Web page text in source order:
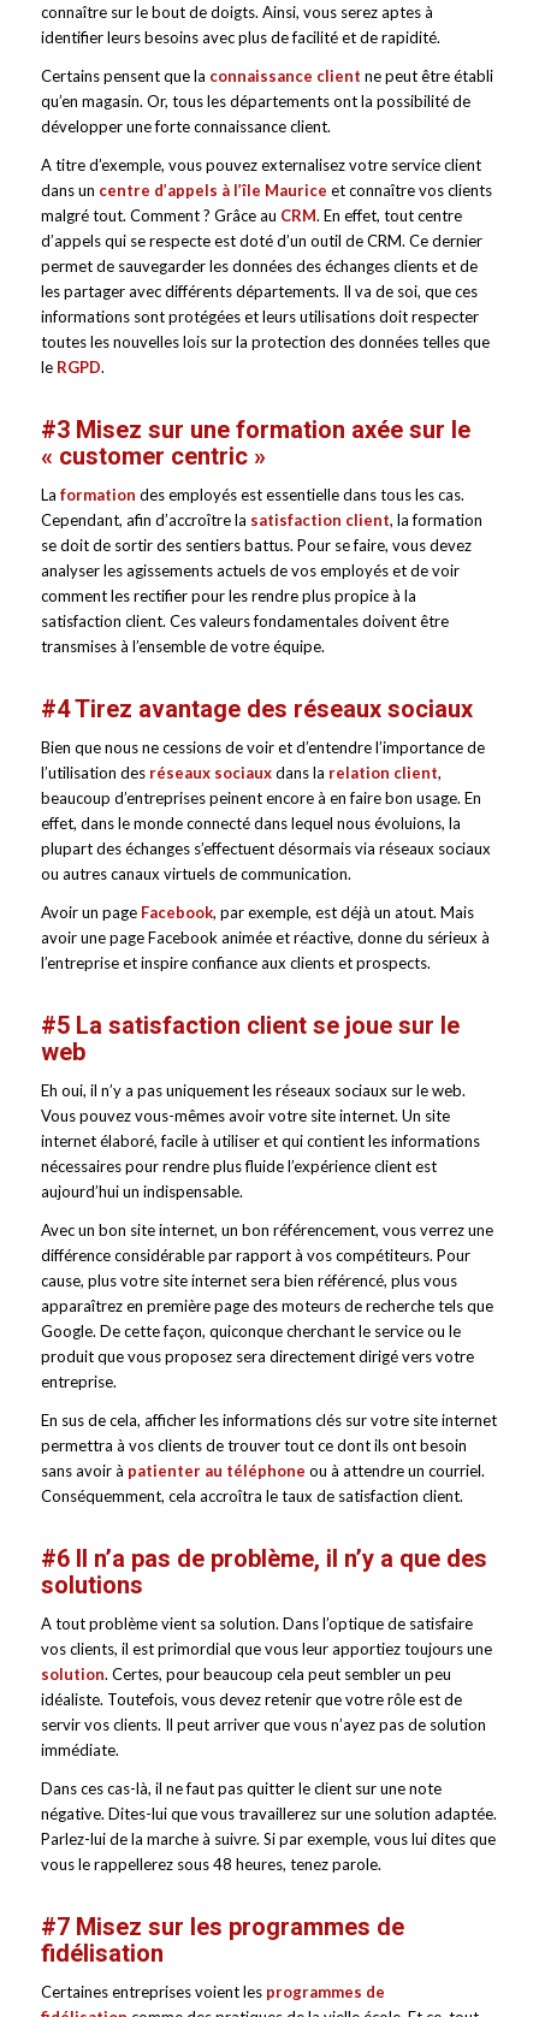
connaître sur le bout de doigts. Ainsi, vous serez aptes à
identifier leurs besoins avec plus de facilité et de rapidité.
Certains pensent que la connaissance client ne peut être établi
qu’en magasin. Or, tous les départements ont la possibilité de
développer une forte connaissance client.
A titre d’exemple, vous pouvez externalisez votre service client
dans un centre d’appels à l’île Maurice et connaître vos clients
malgré tout. Comment ? Grâce au CRM. En effet, tout centre
d’appels qui se respecte est doté d’un outil de CRM. Ce dernier
permet de sauvegarder les données des échanges clients et de
les partager avec différents départements. Il va de soi, que ces
informations sont protégées et leurs utilisations doit respecter
toutes les nouvelles lois sur la protection des données telles que
le RGPD.
#3 Misez sur une formation axée sur le
« customer centric »
La formation des employés est essentielle dans tous les cas.
Cependant, afin d’accroître la satisfaction client, la formation
se doit de sortir des sentiers battus. Pour se faire, vous devez
analyser les agissements actuels de vos employés et de voir
comment les rectifier pour les rendre plus propice à la
satisfaction client. Ces valeurs fondamentales doivent être
transmises à l’ensemble de votre équipe.
#4 Tirez avantage des réseaux sociaux
Bien que nous ne cessions de voir et d’entendre l’importance de
l’utilisation des réseaux sociauxdans la relation client,
beaucoup d’entreprises peinent encore à en faire bon usage. En
effet, dans le monde connecté dans lequel nous évoluions, la
plupart des échanges s’effectuent désormais via réseaux sociaux
ou autres canaux virtuels de communication.
Avoir un page Facebook, par exemple, est déjà un atout. Mais
avoir une page Facebook animée et réactive, donne du sérieux à
l’entreprise et inspire confiance aux clients et prospects.
#5 La satisfaction client se joue sur le
web
Eh oui, il n’y a pas uniquement les réseaux sociaux sur le web.
Vous pouvez vous-mêmes avoir votre site internet. Un site
internet élaboré, facile à utiliser et qui contient les informations
nécessaires pour rendre plus fluide l’expérience client est
aujourd’hui un indispensable.
Avec un bon site internet, un bon référencement, vous verrez une
différence considérable par rapport à vos compétiteurs. Pour
cause, plus votre site internet sera bien référencé, plus vous
apparaîtrez en première page des moteurs de recherche tels que
Google. De cette façon, quiconque cherchant le service ou le
produit que vous proposez sera directement dirigé vers votre
entreprise.
En sus de cela, afficher les informations clés sur votre site internet
permettra à vos clients de trouver tout ce dont ils ont besoin
sans avoir à patienter au téléphone ou à attendre un courriel.
Conséquemment, cela accroîtra le taux de satisfaction client.
#6 Il n’a pas de problème, il n’y a que des
solutions
A tout problème vient sa solution. Dans l’optique de satisfaire
vos clients, il est primordial que vous leur apportiez toujours une
solution. Certes, pour beaucoup cela peut sembler un peu
idéaliste. Toutefois, vous devez retenir que votre rôle est de
servir vos clients. Il peut arriver que vous n’ayez pas de solution
immédiate.
Dans ces cas-là, il ne faut pas quitter le client sur une note
négative. Dites-lui que vous travaillerez sur une solution adaptée.
Parlez-lui de la marche à suivre. Si par exemple, vous lui dites que
vous le rappellerez sous 48 heures, tenez parole.
#7 Misez sur les programmes de
fidélisation
Certaines entreprises voient les programmes de